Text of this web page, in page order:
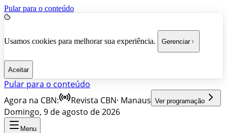
Pular para o conteúdo
Usamos cookies para melhorar sua experiência. Gerenciar
Aceitar
Pular para o conteúdo
Agora na CBN:
Revista CBN· Manaus Ver programação
Domingo, 9 de agosto de 2026
Menu